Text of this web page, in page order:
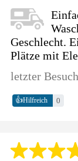
Geschlecht.
Plätze mit
letzter
👍Hilfreich 0